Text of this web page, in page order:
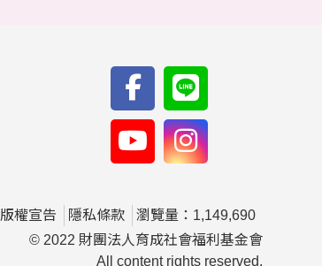
版權宣告 隱私條款
瀏覽量：1,149,690
© 2022 財團法人育成社會福利基金會
All content rights reserved.